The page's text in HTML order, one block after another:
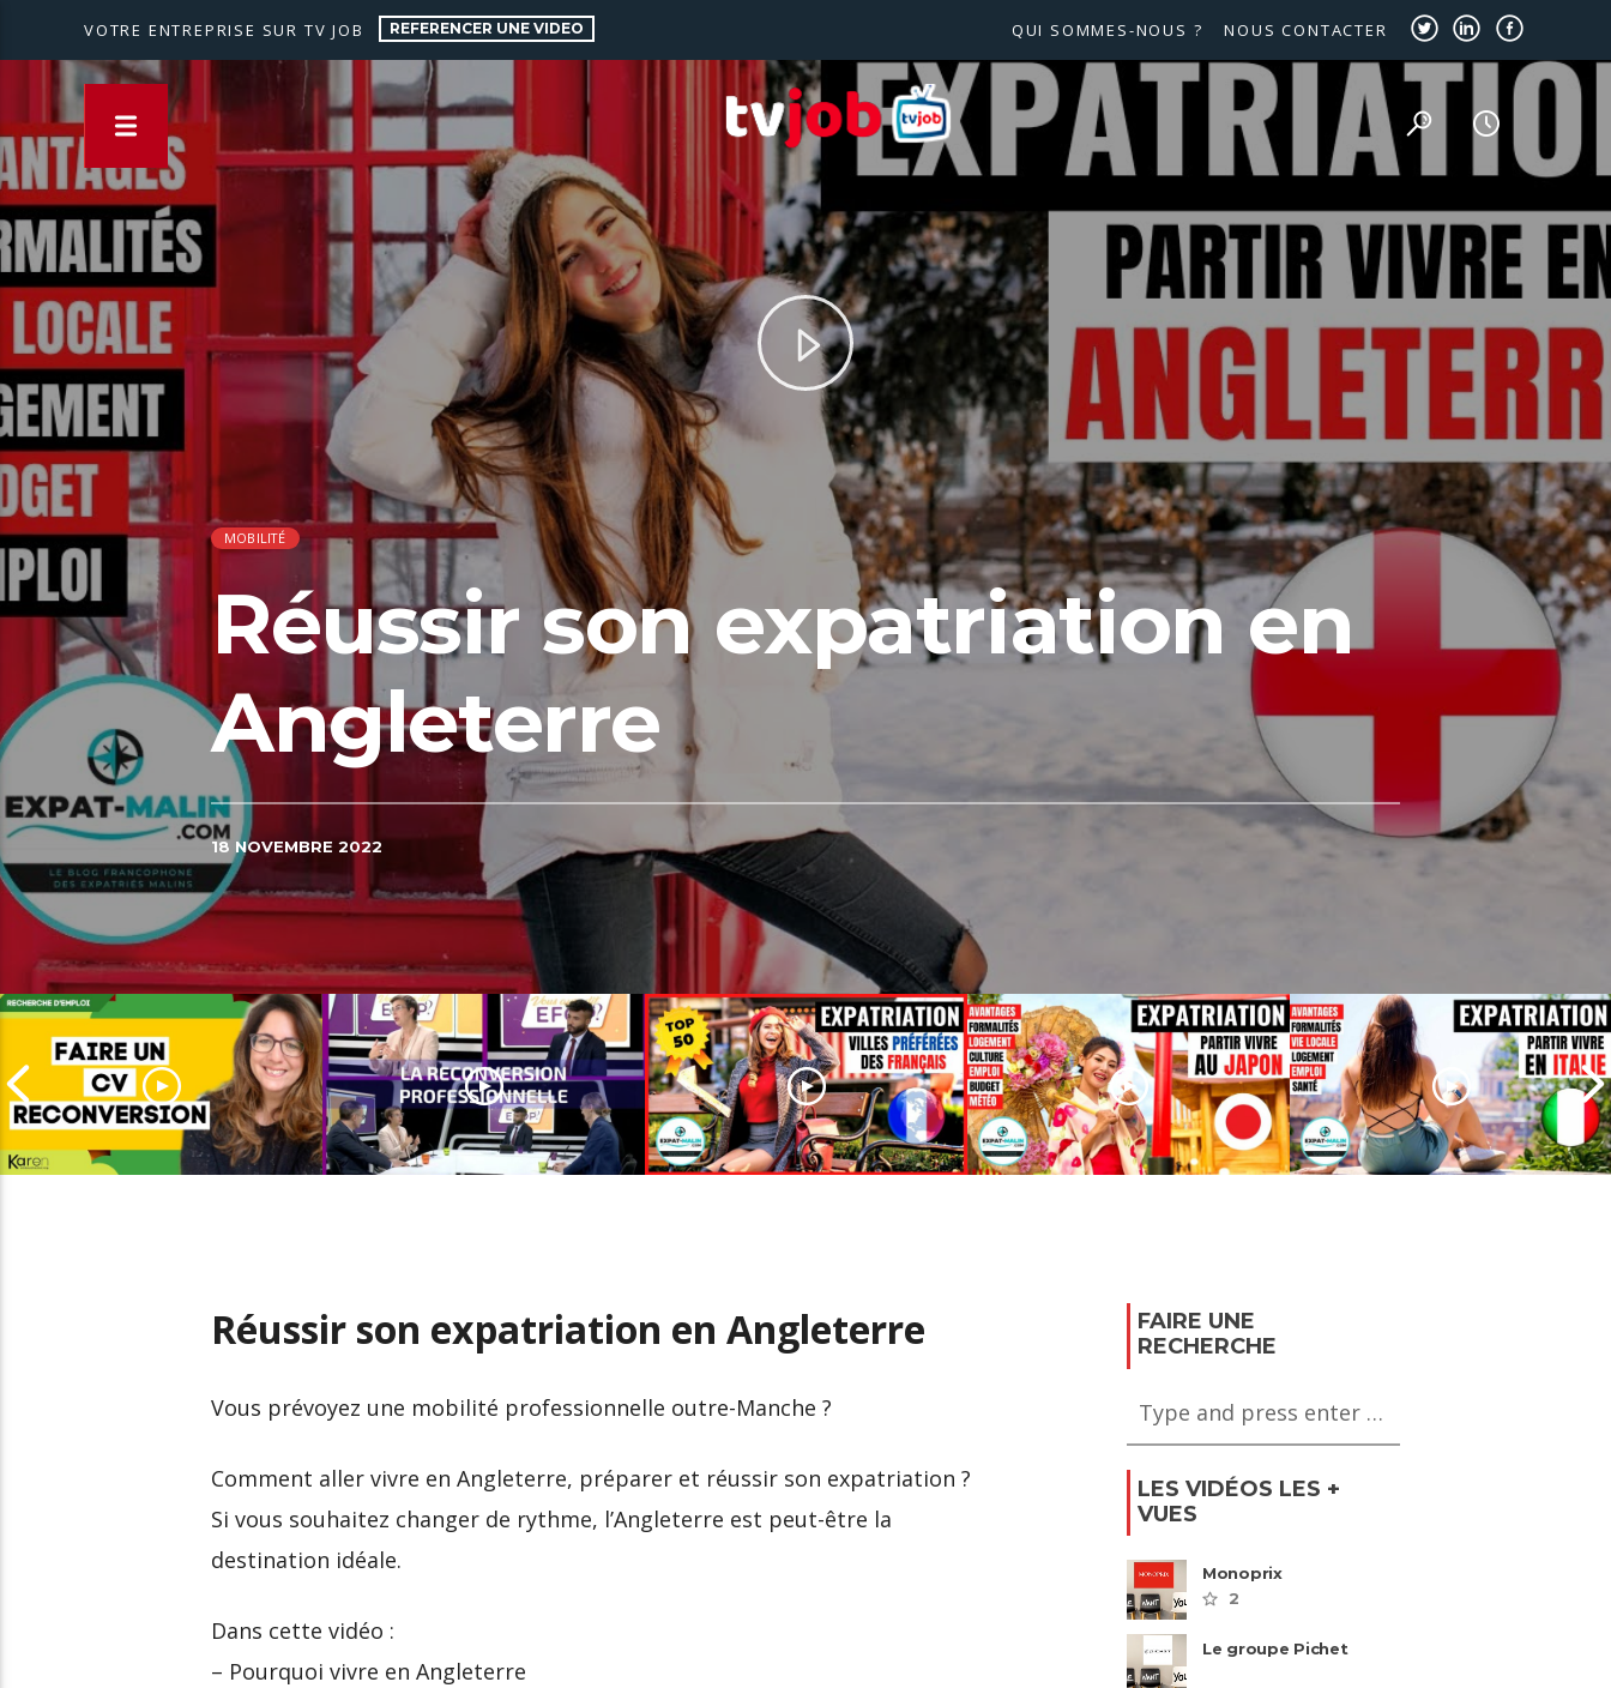
VOTRE ENTREPRISE SUR TV JOB REFERENCER UNE VIDEO NOUS CONTACTER
QUI SOMMES-NOUS ?
MOBILITÉ
Réussir son expatriation en
Angleterre
18 NOVEMBRE 2022
préférées des Français
Réussir son expatriation en Angleterre
Vous prévoyez une mobilité professionnelle outre-Manche ?
Comment aller vivre en Angleterre, préparer et réussir son expatriation ?
Si vous souhaitez changer de rythme, l’Angleterre est peut-être la
destination idéale.
Dans cette vidéo :
– Pourquoi vivre en Angleterre
FAIRE UNE
RECHERCHE
LES VIDÉOS LES +
VUES
Monoprix
2
Le groupe Pichet